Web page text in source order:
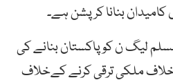
کامیدان بنانا کرپشن ہے۔
لیگ ن کو پاکستان بنانے کی
ملکی ترقی کرنے کےخلاف